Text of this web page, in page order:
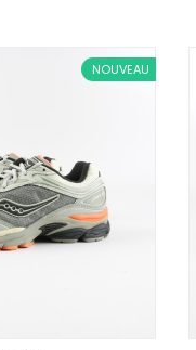
NOUVEAU